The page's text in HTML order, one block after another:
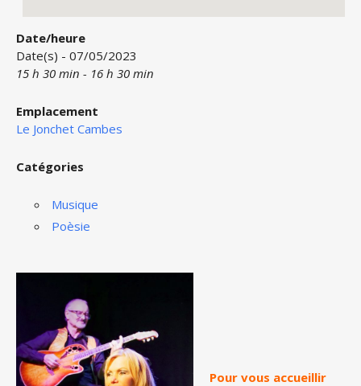
Date/heure
Date(s) - 07/05/2023
15 h 30 min - 16 h 30 min
Emplacement
Le Jonchet Cambes
Catégories
Musique
Poèsie
Pour vous accueillir